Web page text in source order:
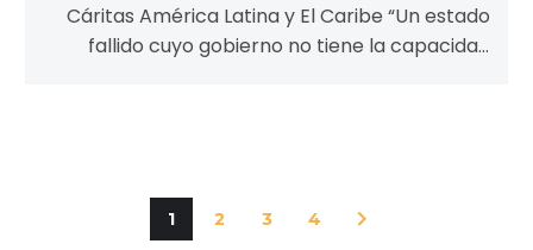
Cáritas América Latina y El Caribe “Un estado
fallido cuyo gobierno no tiene la capacidad
1 2 3 4